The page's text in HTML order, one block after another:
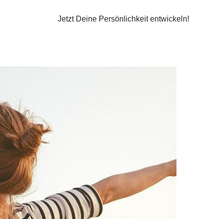
Jetzt Deine Persönlichkeit entwickeln!